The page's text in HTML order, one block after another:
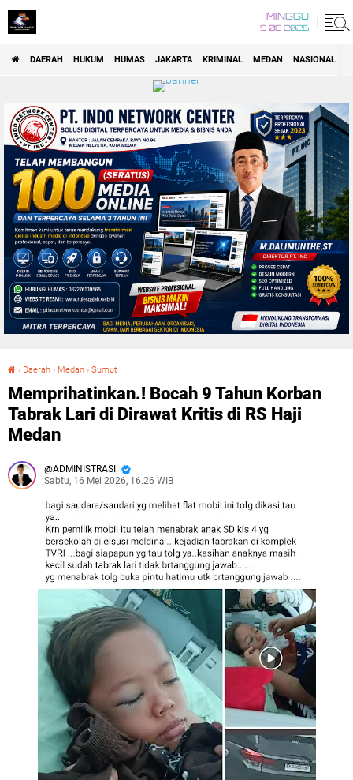
MINGGU
9 08 2026
DAERAH HUKUM HUMAS JAKARTA KRIMINAL MEDAN NASIONAL
› Daerah › Medan › Sumut
Memprihatinkan.! Bocah 9 Tahun Korban
Tabrak Lari di Dirawat Kritis di RS Haji
Medan
ADMINISTRASI
Sabtu, 16 Mei 2026, 16.26 WIB